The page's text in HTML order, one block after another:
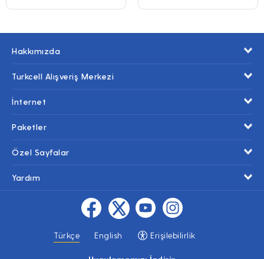
Hakkımızda
Turkcell Alışveriş Merkezi
İnternet
Paketler
Özel Sayfalar
Yardım
Türkçe English Erişilebilirlik